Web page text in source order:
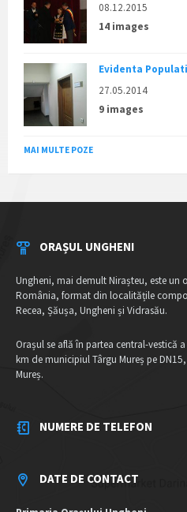
08.12.2015
14 images
Evidenta
27.05.2014
9 images
MAI MULTE POZE
ORAȘUL UNGHENI
Ungheni, mai demult Nirașteu, este un
România, format din localitățile
Recea, Șăușa, Ungheni și Vidrasău.
Orașul se află în partea central-vestică
km de municipiul Târgu Mureș pe
Mureș.
NUMERE DE TELEFON
DATE DE CONTACT